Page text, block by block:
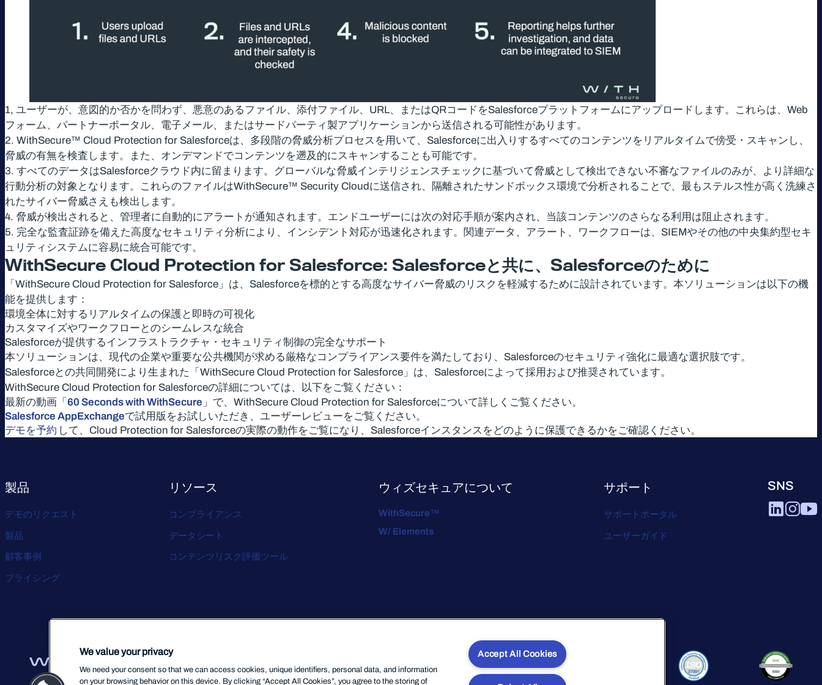
1, ユーザーが、意図的か否かを問わず、悪意のあるファイル、添付ファイル、URL、またはQRコードをSalesforceプラットフォームにアップロードします。これらは、Web
フォーム、パートナーポータル、電子メール、またはサードパーティ製アプリケーションから送信される可能性があります。
2. WithSecure™ Cloud Protection for Salesforceは、多段階の脅威分析プロセスを用いて、Salesforceに出入りするすべてのコンテンツをリアルタイムで傍受・スキャンし、
脅威の有無を検査します。また、オンデマンドでコンテンツを遡及的にスキャンすることも可能です。
3. すべてのデータはSalesforceクラウド内に留まります。グローバルな脅威インテリジェンスチェックに基づいて脅威として検出できない不審なファイルのみが、より詳細な
行動分析の対象となります。これらのファイルはWithSecure™ Security Cloudに送信され、隔離されたサンドボックス環境で分析されることで、最もステルス性が高く洗練さ
れたサイバー脅威さえも検出します。
4. 脅威が検出されると、管理者に自動的にアラートが通知されます。エンドユーザーには次の対応手順が案内され、当該コンテンツのさらなる利用は阻止されます。
5. 完全な監査証跡を備えた高度なセキュリティ分析により、インシデント対応が迅速化されます。関連データ、アラート、ワークフローは、SIEMやその他の中央集約型セキ
ュリティシステムに容易に統合可能です。
WithSecure Cloud Protection for Salesforce: Salesforceと共に、 Salesforceのために
「WithSecure Cloud Protection for Salesforce」は、Salesforceを標的とする高度なサイバー脅威のリスクを軽減するために設計されています。本ソリューションは以下の機
能を提供します：
環境全体に対するリアルタイムの保護と即時の可視化
カスタマイズやワークフローとのシームレスな統合
Salesforceが提供するインフラストラクチャ・セキュリティ制御の完全なサポート
本ソリューションは、現代の企業や重要な公共機関が求める厳格なコンプライアンス要件を満たしており、Salesforceのセキュリティ強化に最適な選択肢です。
Salesforceとの共同開発により生まれた「WithSecure Cloud Protection for Salesforce」は、Salesforceによって採用および推奨されています。
WithSecure Cloud Protection for Salesforceの詳細については、以下をご覧ください：
最新の動画「 60 Seconds with WithSecure 」で、WithSecure Cloud Protection for Salesforceについて詳しくご覧ください。
Salesforce AppExchangeで試用版をお試しいただき、ユーザーレビューをご覧ください。
デモを予約 して、Cloud Protection for Salesforceの実際の動作をご覧になり、Salesforceインスタンスをどのように保護できるかをご確認ください。
製品
デモのリクエスト
製品
顧客事例
プライシング
リソース
コンプライアンス
データシート
コンテンツリスク評価ツール
ウィズセキュアについて
WithSecure™
W/ Elements
サポート
サポートポータル
ユーザーガイド
SNS
We value your privacy
We need your consent so that we can access cookies, unique identifiers, personal data, and information
on your browsing behavior on this device. By clicking “Accept All Cookies”, you agree to the storing of
Accept All Cookies